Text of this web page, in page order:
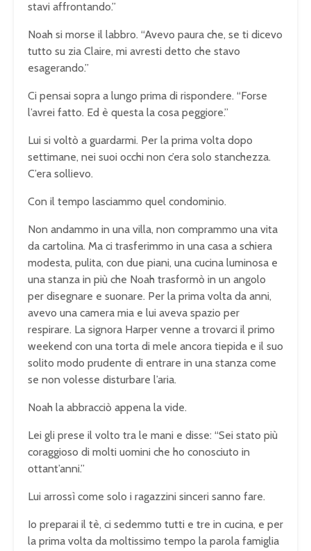
stavi affrontando.”
Noah si morse il labbro. “Avevo paura che, se ti dicevo
tutto su zia Claire, mi avresti detto che stavo
esagerando.”
Ci pensai sopra a lungo prima di rispondere. “Forse
l’avrei fatto. Ed è questa la cosa peggiore.”
Lui si voltò a guardarmi. Per la prima volta dopo
settimane, nei suoi occhi non c’era solo stanchezza.
C’era sollievo.
Con il tempo lasciammo quel condominio.
Non andammo in una villa, non comprammo una vita
da cartolina. Ma ci trasferimmo in una casa a schiera
modesta, pulita, con due piani, una cucina luminosa e
una stanza in più che Noah trasformò in un angolo
per disegnare e suonare. Per la prima volta da anni,
avevo una camera mia e lui aveva spazio per
respirare. La signora Harper venne a trovarci il primo
weekend con una torta di mele ancora tiepida e il suo
solito modo prudente di entrare in una stanza come
se non volesse disturbare l’aria.
Noah la abbracciò appena la vide.
Lei gli prese il volto tra le mani e disse: “Sei stato più
coraggioso di molti uomini che ho conosciuto in
ottant’anni.”
Lui arrossì come solo i ragazzini sinceri sanno fare.
Io preparai il tè, ci sedemmo tutti e tre in cucina, e per
la prima volta da moltissimo tempo la parola famiglia